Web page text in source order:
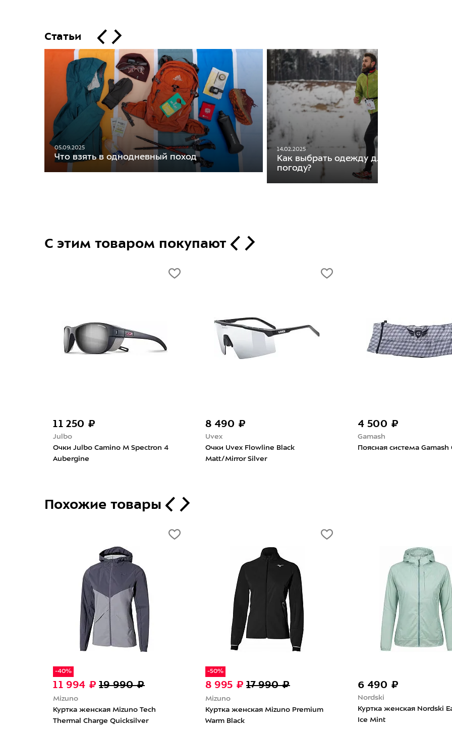
Статьи
05.09.2025
Что взять в однодневный поход
14.02.2025
Как выбрать одежду для бега в
погоду?
С этим товаром покупают
11 250 ₽
Julbo
Очки Julbo Camino M Spectron 4
Aubergine
8 490 ₽
Uvex
Очки Uvex Flowline Black
Matt/Mirror Silver
4 500 ₽
Gamash
Поясная система Gamash
Похожие товары
-40%
11 994 ₽ 19 990 ₽
Mizuno
Куртка женская Mizuno Tech
Thermal Charge Quicksilver
-50%
8 995 ₽ 17 990 ₽
Mizuno
Куртка женская Mizuno Premium
Warm Black
6 490 ₽
Nordski
Куртка женская Nordski
Ice Mint